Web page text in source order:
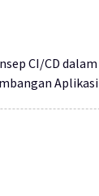
CI/CD dalam
Aplikasi